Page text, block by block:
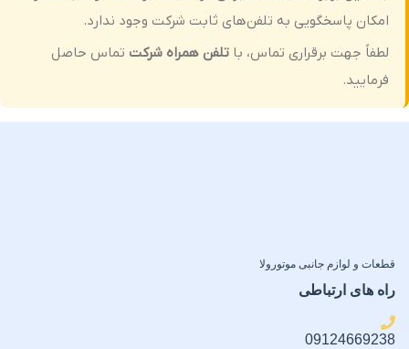
امکان پاسخگویی به تلفن‌های ثابت شرکت وجود ندارد.
لطفاً جهت برقراری تماس، با تلفن همراه شرکت تماس حاصل
فرمایید.
قطعات و لوازم جانبی موتورولا
راه های ارتباطی
09124669238